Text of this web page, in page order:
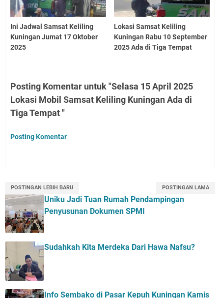
Ini Jadwal Samsat Keliling
Kuningan Jumat 17 Oktober
2025
Lokasi Samsat Keliling
Kuningan Rabu 10 September
2025 Ada di Tiga Tempat
Posting Komentar untuk "Selasa 15 April 2025
Lokasi Mobil Samsat Keliling Kuningan Ada di
Tiga Tempat "
Posting Komentar
POSTINGAN LEBIH BARU POSTINGAN LAMA
Uniku Jadi Tuan Rumah Pendampingan
Penyusunan Dokumen SPMI
Sudahkah Kita Merdeka Dari Hawa Nafsu?
Info Sembako di Pasar Kepuh Kuningan Kamis